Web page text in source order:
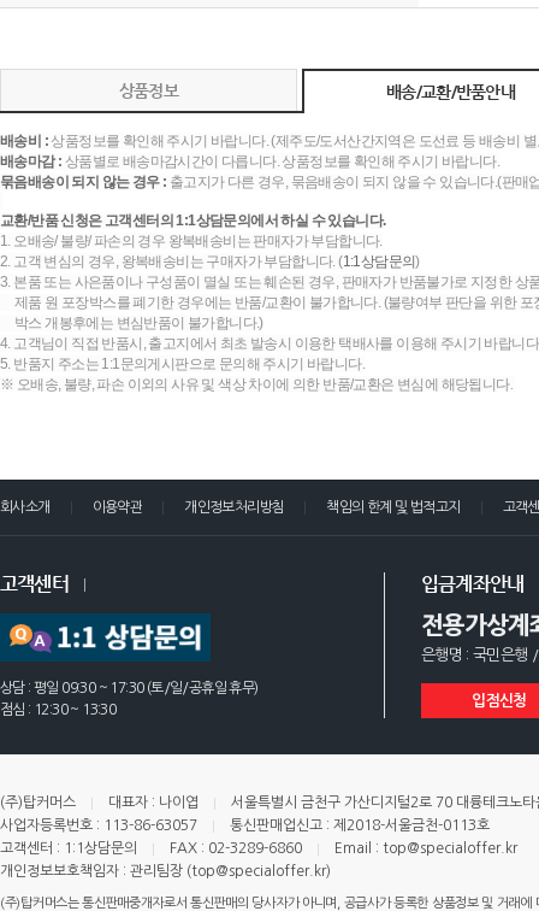
상품정보 배송/교환/반품안내
배송비 :상품정보를 확인해 주시기 바랍니다. (제주도/도서산간지역은 도선료 등 배송비
배송마감 : 상품별로 배송마감시간이 다릅니다. 상품정보를 확인해 주시기 바랍니다.
묶음배송이 되지 않는 경우 : 출고지가 다른 경우, 묶음배송이 되지 않을 수 있습니다.(판
교환/반품 신청은 고객센터의 1:1상담문의에서 하실 수 있습니다.
1. 오배송/ 불량/ 파손의 경우 왕복배송비는 판매자가 부담합니다.
2. 고객 변심의 경우, 왕복배송비는 구매자가 부담합니다. (1:1상담문의)
3. 본품 또는 사은품이나 구성품이 멸실 또는 훼손된 경우, 판매자가 반품불가로 지정한 상
제품 원 포장박스를 폐기한 경우에는 반품/교환이 불가합니다. (불량여부 판단을 위한
박스 개봉후에는 변심반품이 불가합니다.)
4. 고객님이 직접 반품시, 출고지에서 최초 발송시 이용한 택배사를 이용해 주시기 바랍니
5. 반품지 주소는 1:1문의게시판으로 문의해 주시기 바랍니다.
※ 오배송, 불량, 파손 이외의 사유 및 색상 차이에 의한 반품/교환은 변심에 해당됩니다.
회사소개 이용약관 개인정보처리방침 책임의 한계 및 법적고지 고객
고객센터
상담 : 평일 09:30 ~ 17:30 (토/일/공휴일 휴무)
점심 : 12:30 ~ 13:30
입금계좌안내
전용가상계
은행명 : 국민은행
입점신청
(주)탑커머스 대표자 : 나이엽
서울특별시 금천구 가산디지털2로 70 대륭테크노
사업자등록번호 : 113-86-63057
통신판매업신고 : 제2018-서울금천-0113호
고객센터 : 1:1상담문의
FAX : 02-3289-6860
Email : top@specialoffer.kr
개인정보보호책임자 : 관리팀장 (top@specialoffer.kr)
(주)탑커머스는 통신판매중개자로서 통신판매의 당사자가 아니며, 공급사가 등록한 상품정보 및 거래